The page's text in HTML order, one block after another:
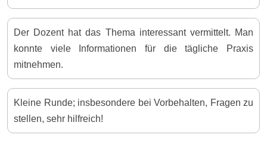
Der Dozent hat das Thema interessant vermittelt. Man
konnte viele Informationen für die tägliche Praxis
mitnehmen.
Kleine Runde; insbesondere bei Vorbehalten, Fragen zu
stellen, sehr hilfreich!